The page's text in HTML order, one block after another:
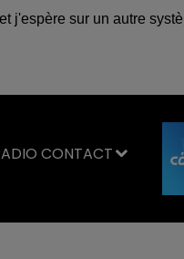
j'espère sur un autre
CONTACT